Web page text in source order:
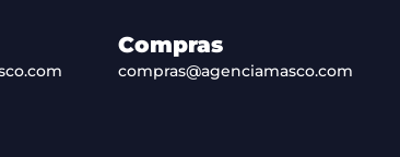
Compras
compras@agenciamasco.com